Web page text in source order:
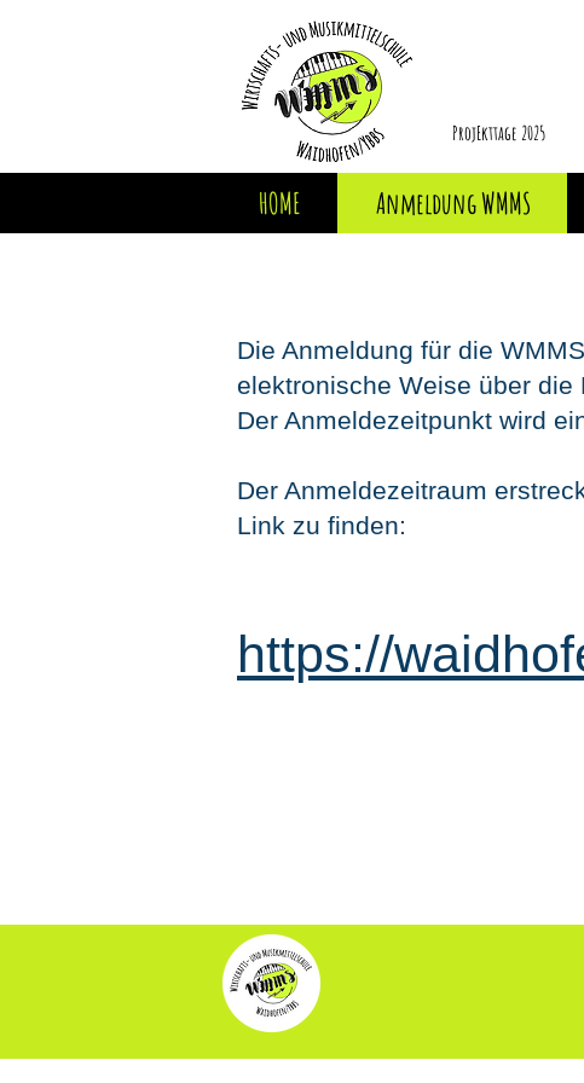
ProjEkttage 2025
HOME Anmeldung WMMS
Die Anmeldung für die
elektronische Weise über
Der Anmeldezeitpunkt wird
Der Anmeldezeitraum
Link zu finden:
https://